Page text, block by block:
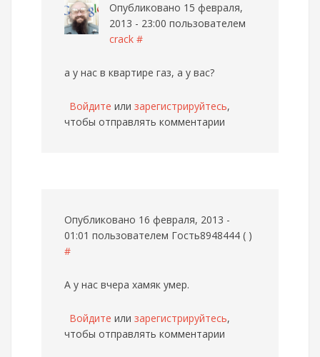
Опубликовано 15 февраля,
2013 - 23:00 пользователем
crack #
а у нас в квартире газ, а у вас?
Войдите или зарегистрируйтесь,
чтобы отправлять комментарии
Опубликовано 16 февраля, 2013 -
01:01 пользователем Гость8948444 ( )
#
А у нас вчера хамяк умер.
Войдите или зарегистрируйтесь,
чтобы отправлять комментарии